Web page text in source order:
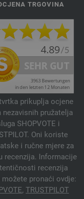
TRGOVINA
prikuplja ocjene
nezavisnih pružatelja
SHOPVOTE i
Oni koriste
i ručne mjere za
recenzija. Informacije
recenzija
možete pronaći ovdje:
, TRUSTPILOT